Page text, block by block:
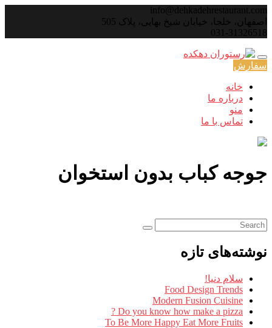
Skip
to
content
info@dehkadehrestaurant.com
اصفهان، خلجا، خیابان شیخ بهایی، پلاک 505
031-31326518
سفارش
خانه
درباره ما
منو
تماس با ما
جوجه کباب بدون استخوان
نوشته‌های تازه
سلام دنیا!
Food Design Trends
Modern Fusion Cuisine
Do you know how make a pizza ?
To Be More Happy Eat More Fruits